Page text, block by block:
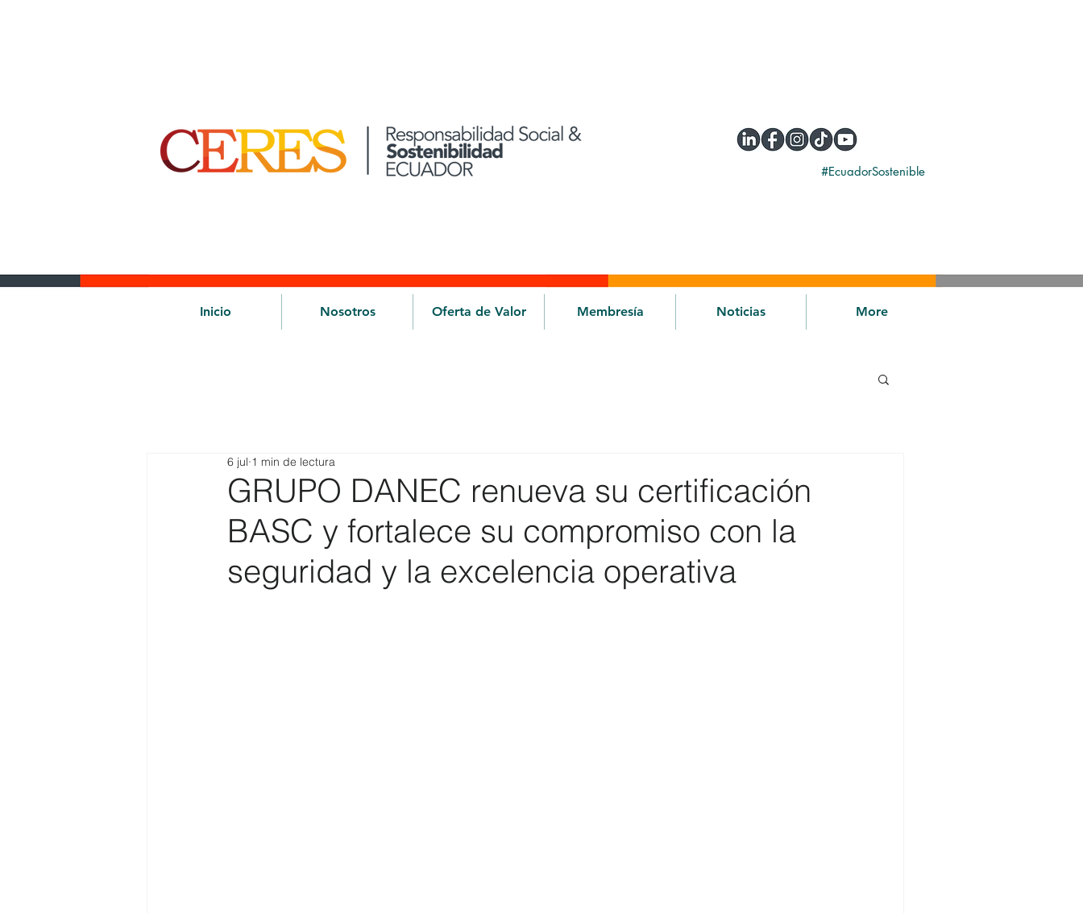
#EcuadorSostenible
Inicio Nosotros Oferta de Valor Membresía Noticias More
GRUPO DANEC renueva su certificación
BASC y fortalece su compromiso con la
seguridad y la excelencia operativa
6 jul 1 min de lectura